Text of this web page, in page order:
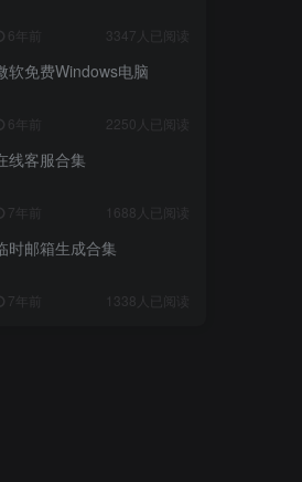
6年前 3347人已阅读
软免费Windows电脑
6年前 2250人已阅读
线客服合集
7年前 1688人已阅读
时邮箱生成合集
7年前 1338人已阅读